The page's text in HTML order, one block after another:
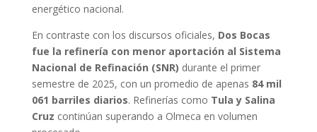
energético nacional.
En contraste con los discursos oficiales, Dos Bocas
fue la refinería con menor aportación al Sistema
Nacional de Refinación (SNR) durante el primer
semestre de 2025, con un promedio de apenas 84 mil
061 barriles diarios. Refinerías como Tula y Salina
Cruz continúan superando a Olmeca en volumen